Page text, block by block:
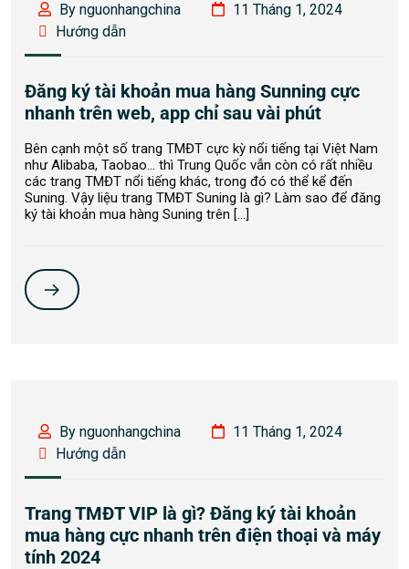
By nguonhangchina
11 Tháng 1, 2024
Hướng dẫn
Đăng ký tài khoản mua hàng Sunning cực
nhanh trên web, app chỉ sau vài phút
Bên cạnh một số trang TMĐT cực kỳ nổi tiếng tại Việt Nam
như Alibaba, Taobao… thì Trung Quốc vẫn còn có rất nhiều
các trang TMĐT nổi tiếng khác, trong đó có thể kể đến
Suning. Vậy liệu trang TMĐT Suning là gì? Làm sao để đăng
ký tài khoản mua hàng Suning trên […]
By nguonhangchina
11 Tháng 1, 2024
Hướng dẫn
Trang TMĐT VIP là gì? Đăng ký tài khoản
mua hàng cực nhanh trên điện thoại và máy
tính 2024